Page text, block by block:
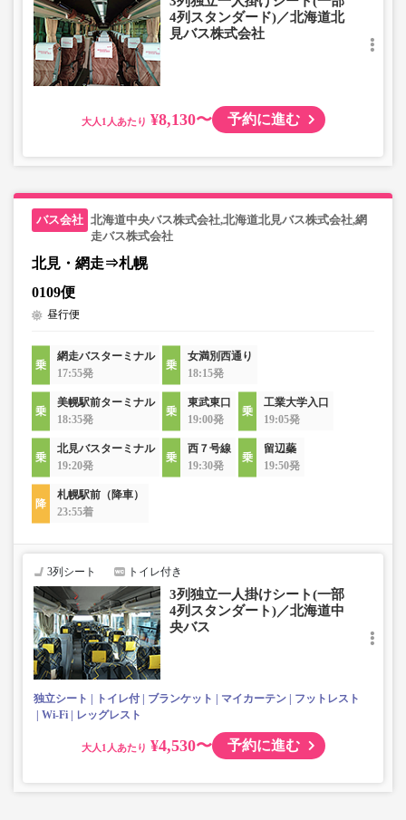
4列スタンダード)／北海道北
見バス株式会社
大人 ¥8,130〜 予約に進む
北海道中央バス株式会社,北海道北見バス株式会社,網
走バス株式会社
北見・網走⇒札幌
0109便
昼行便
網走バスターミナル
17:55発
女満別西通り
18:15発
美幌駅前ターミナル
18:35発
東武東口
19:00発
工業大学入口
19:05発
北見バスターミナル
19:20発
西７号線
19:30発
留辺蘂
19:50発
札幌駅前（降車）
23:55着
3列シート トイレ付き
3列独立一人掛けシート(一部
4列スタンダート)／北海道中
央バス
独立シート トイレ付 ブランケット マイカーテン
フットレスト
Wi-Fi
レッグレスト
大人 ¥4,530〜 予約に進む